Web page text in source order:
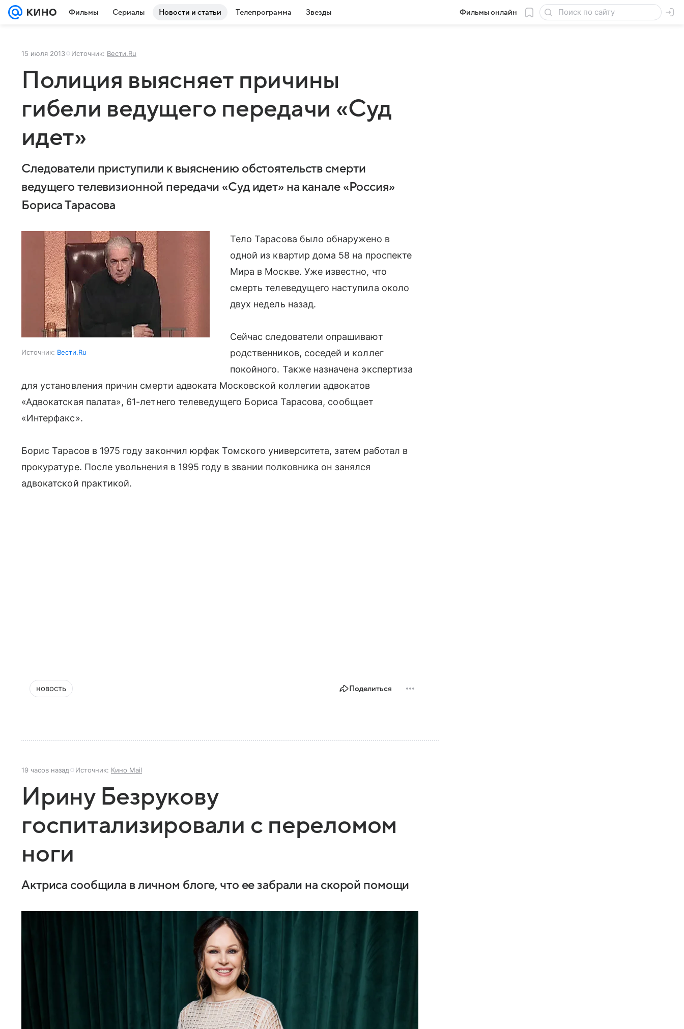
Фильмы Сериалы Новости и статьи Телепрограмма Звезды Фильмы онлайн
15 июля 2013 Источник: Вести.Ru
Полиция выясняет причины
гибели ведущего передачи «Суд
идет»
Следователи приступили к выяснению обстоятельств смерти
ведущего телевизионной передачи «Суд идет» на канале «Россия»
Бориса Тарасова
Источник: Вести.Ru
Тело Тарасова было обнаружено в
одной из квартир дома 58 на проспекте
Мира в Москве. Уже известно, что
смерть телеведущего наступила около
двух недель назад.
Сейчас следователи опрашивают
родственников, соседей и коллег
покойного. Также назначена экспертиза
для установления причин смерти адвоката Московской коллегии адвокатов
«Адвокатская палата», 61-летнего телеведущего Бориса Тарасова, сообщает
«Интерфакс».
Борис Тарасов в 1975 году закончил юрфак Томского университета, затем работал в
прокуратуре. После увольнения в 1995 году в звании полковника он занялся
адвокатской практикой.
новость Поделиться
19 часов назад Источник: Кино Mail
Ирину Безрукову
госпитализировали с переломом
ноги
Актриса сообщила в личном блоге, что ее забрали на скорой помощи